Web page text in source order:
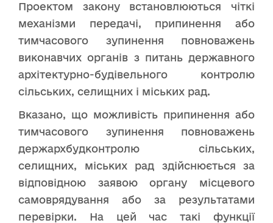
Проектом закону встановлюються чіткі
механізми передачі, припинення або
тимчасового зупинення повноважень
виконавчих органів з питань державного
архітектурно-будівельного контролю
сільських, селищних і міських рад.
Вказано, що можливість припинення або
тимчасового зупинення повноважень
держархбудконтролю сільських,
селищних, міських рад здійснюється за
відповідною заявою органу місцевого
самоврядування або за результатами
перевірки. На цей час такі функції